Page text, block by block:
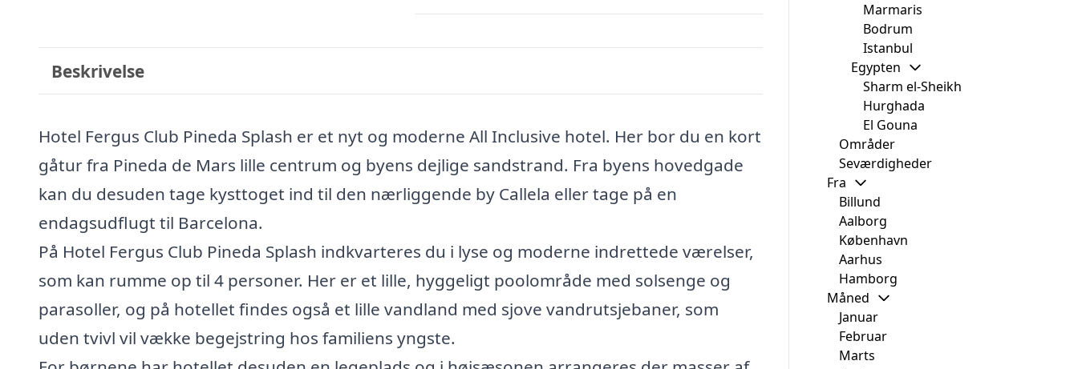
Beskrivelse
Hotel Fergus Club Pineda Splash er et nyt og moderne All Inclusive hotel. Her bor du en kort
gåtur fra Pineda de Mars lille centrum og byens dejlige sandstrand. Fra byens hovedgade
kan du desuden tage kysttoget ind til den nærliggende by Callela eller tage på en
endagsudflugt til Barcelona.
På Hotel Fergus Club Pineda Splash indkvarteres du i lyse og moderne indrettede værelser,
som kan rumme op til 4 personer. Her er et lille, hyggeligt poolområde med solsenge og
parasoller, og på hotellet findes også et lille vandland med sjove vandrutsjebaner, som
uden tvivl vil vække begejstring hos familiens yngste.
Marmaris
Bodrum
Istanbul
Egypten
Sharm el-Sheikh
Hurghada
El Gouna
Områder
Seværdigheder
Fra
Billund
Aalborg
København
Aarhus
Hamborg
Måned
Januar
Februar
Marts